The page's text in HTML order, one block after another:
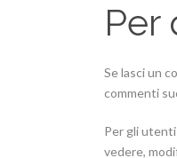
Per
Se lasci un
commenti
Per gli
vedere,